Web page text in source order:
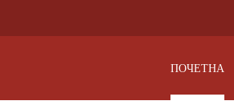
ПОЧЕТНА